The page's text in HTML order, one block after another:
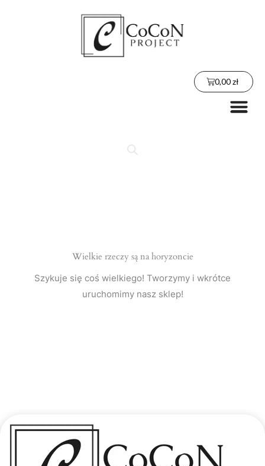
0,00zł
Wózek
Wielkie rzeczy są na horyzoncie
Szykuje się coś wielkiego! Tworzymy i wkrótce
uruchomimy nasz sklep!